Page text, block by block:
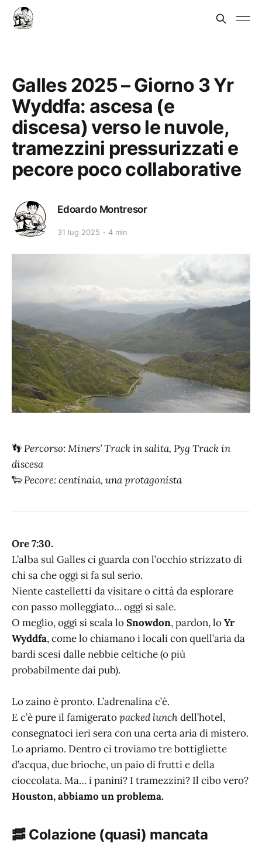
Galles 2025 – Giorno 3 Yr
Wyddfa: ascesa (e
discesa) verso le nuvole,
tramezzini pressurizzati e
pecore poco collaborative
Edoardo Montresor
31 lug 2025 4 min
👣Percorso: Miners’ Track in salita, Pyg Track in
discesa
🐑Pecore: centinaia, una protagonista
Ore 7:30.
L’alba sul Galles ci guarda con l’occhio strizzato di
chi sa che oggi si fa sul serio.
Niente castelletti da visitare o città da esplorare
con passo molleggiato… oggi si sale.
O meglio, oggi si scala loSnowdon, pardon, loYr
Wyddfa, come lo chiamano i locali con quell’aria da
bardi scesi dalle nebbie celtiche (o più
probabilmente dai pub).
Lo zaino è pronto. L’adrenalina c’è.
E c’è pure il famigeratopacked lunchdell’hotel,
consegnatoci ieri sera con una certa aria di mistero.
Lo apriamo. Dentro ci troviamo tre bottigliette
d’acqua, due brioche, un paio di frutti e della
cioccolata. Ma… i panini? I tramezzini? Il cibo vero?
Houston, abbiamo un problema.
🥓 Colazione (quasi) mancata